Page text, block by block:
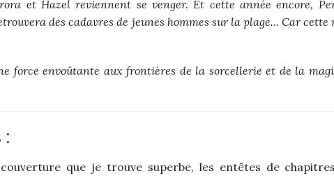
et Hazel reviennent se venger. Et cette année encore,
des cadavres de jeunes hommes sur la plage… Car
force envoûtante aux frontières de la sorcellerie et de la
que je trouve superbe, les entêtes de